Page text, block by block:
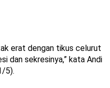
erat dengan tikus celurut
dan sekresinya,” kata Andi
5).